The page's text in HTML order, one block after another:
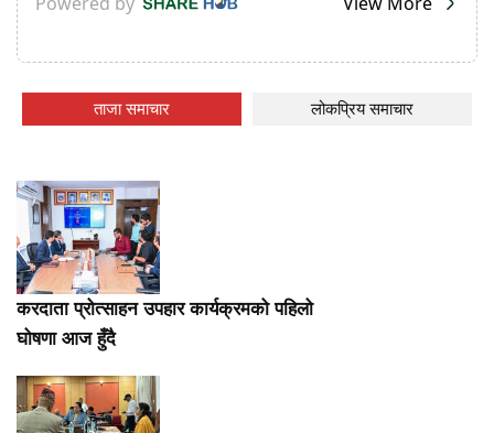
ताजा समाचार लोकप्रिय समाचार
करदाता प्रोत्साहन उपहार कार्यक्रमको पहिलो
घोषणा आज हुँदै